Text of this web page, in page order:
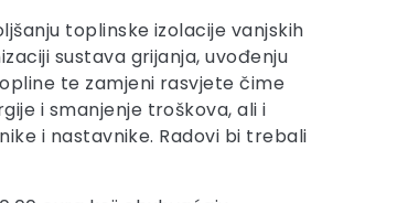
toplinske izolacije vanjskih
sustava grijanja, uvođenju
te zamjeni rasvjete čime
i smanjenje troškova, ali i
i nastavnike. Radovi bi trebali